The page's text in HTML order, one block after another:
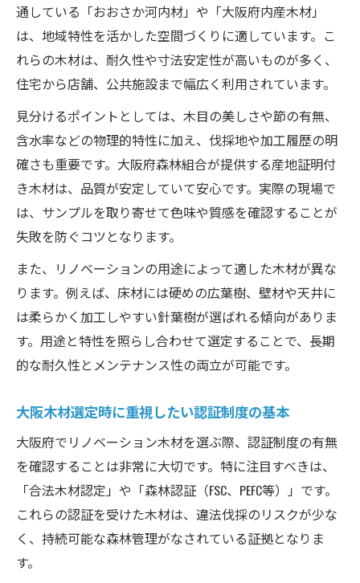
通している「おおさか河内材」や「大阪府内産木材」
は、地域特性を活かした空間づくりに適しています。こ
れらの木材は、耐久性や寸法安定性が高いものが多く、
住宅から店舗、公共施設まで幅広く利用されています。
見分けるポイントとしては、木目の美しさや節の有無、
含水率などの物理的特性に加え、伐採地や加工履歴の明
確さも重要です。大阪府森林組合が提供する産地証明付
き木材は、品質が安定していて安心です。実際の現場で
は、サンプルを取り寄せて色味や質感を確認することが
失敗を防ぐコツとなります。
また、リノベーションの用途によって適した木材が異な
ります。例えば、床材には硬めの広葉樹、壁材や天井に
は柔らかく加工しやすい針葉樹が選ばれる傾向がありま
す。用途と特性を照らし合わせて選定することで、長期
的な耐久性とメンテナンス性の両立が可能です。
大阪木材選定時に重視したい認証制度の基本
大阪府でリノベーション木材を選ぶ際、認証制度の有無
を確認することは非常に大切です。特に注目すべきは、
「合法木材認定」や「森林認証（FSC、PEFC等）」です。
これらの認証を受けた木材は、違法伐採のリスクが少な
く、持続可能な森林管理がなされている証拠となりま
す。